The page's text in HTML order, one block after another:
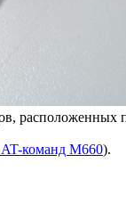
команд M660).